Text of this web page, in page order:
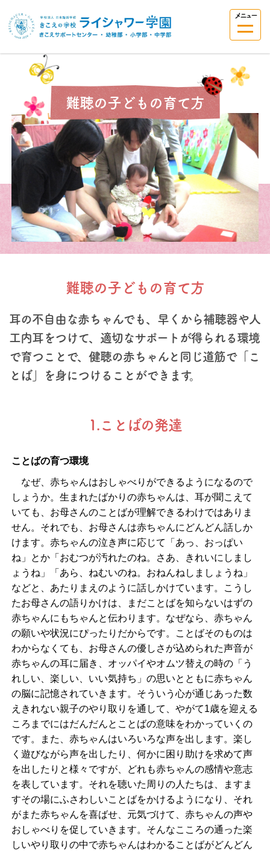
メニュー
難聴の子どもの育て方
難聴の子どもの育て方
耳の不自由な赤ちゃんでも、早くから補聴器や人
工内耳をつけて、 適切なサポートが得られる環境
で育つことで、 健聴の赤ちゃんと同じ道筋で「こ
とば」を身につけることができます。
1.ことばの発達
ことばの育つ環境
なぜ、赤ちゃんはおしゃべりができるようになるので
しょうか。生まれたばかりの赤ちゃんは、耳が聞こえて
いても、お母さんのことばが理解できるわけではありま
せん。それでも、お母さんは赤ちゃんにどんどん話しか
けます。赤ちゃんの泣き声に応じて「あっ、おっぱい
ね」とか「おむつが汚れたのね。さあ、きれいにしまし
ょうね」「あら、ねむいのね。おねんねしましょうね」
などと、あたりまえのように話しかけています。こうし
たお母さんの語りかけは、まだことばを知らないはずの
赤ちゃんにもちゃんと伝わります。なぜなら、赤ちゃん
の願いや状況にぴったりだからです。ことばそのものは
わからなくても、お母さんの優しさが込められた声音が
赤ちゃんの耳に届き、オッパイやオムツ替えの時の「う
れしい、楽しい、いい気持ち」の思いとともに赤ちゃん
の脳に記憶されていきます。そういう心が通じあった数
えきれない親子のやり取りを通して、やがて1歳を迎える
ころまでにはだんだんとことばの意味をわかっていくの
です。また、赤ちゃんはいろいろな声を出します。楽し
く遊びながら声を出したり、何かに困り助けを求めて声
を出したりと様々ですが、どれも赤ちゃんの感情や意志
を表しています。それを聴いた周りの人たちは、ますま
すその場にふさわしいことばをかけるようになり、それ
がまた赤ちゃんを喜ばせ、元気づけて、赤ちゃんの声や
おしゃべりを促していきます。そんなこころの通った楽
しいやり取りの中で赤ちゃんはわかることばがどんどん